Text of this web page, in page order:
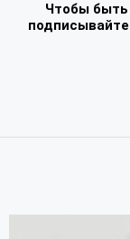
Чтобы быть